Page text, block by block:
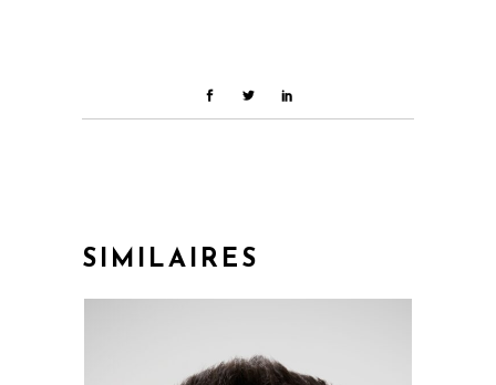
SIMILAIRES